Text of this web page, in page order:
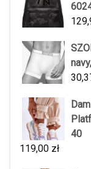
40
119,00 zł